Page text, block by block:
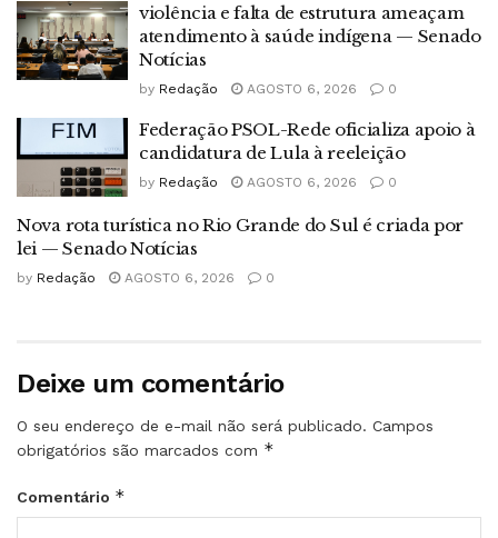
violência e falta de estrutura ameaçam
atendimento à saúde indígena — Senado
Notícias
by Redação AGOSTO 6, 2026 0
Federação PSOL-Rede oficializa apoio à
candidatura de Lula à reeleição
by Redação AGOSTO 6, 2026 0
Nova rota turística no Rio Grande do Sul é criada por
lei — Senado Notícias
by Redação AGOSTO 6, 2026 0
Deixe um comentário
O seu endereço de e-mail não será publicado. Campos
obrigatórios são marcados com *
Comentário *